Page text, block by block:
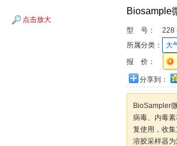
点击放大
Biosample
型 号：
228
所属分类：
大
报 价：
分享到：
BioSampler
病毒、内毒
复使用，收
溶胶采样器